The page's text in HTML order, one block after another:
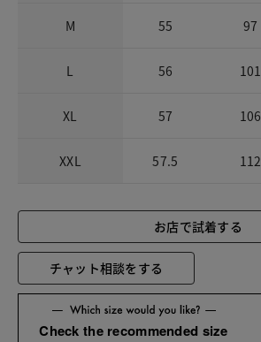
M 55 97
L 56 101
XL 57 106
XXL 57.5 112
お店で試着する
チャット相談をする
Check the recommended size